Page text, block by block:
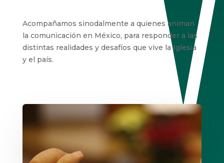
Acompañamos sinodalmente a quienes animan
la comunicación en México, para responder a las
distintas realidades у desafíos que vive la Iglesia
y el país.